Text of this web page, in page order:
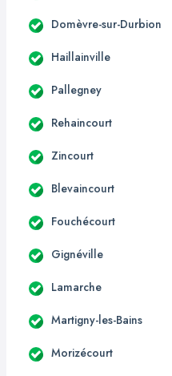
Domèvre-sur-Durbion
Haillainville
Pallegney
Rehaincourt
Zincourt
Blevaincourt
Fouchécourt
Gignéville
Lamarche
Martigny-les-Bains
Morizécourt